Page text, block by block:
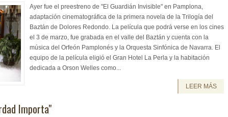
Ayer fue el preestreno de "El Guardián Invisible" en Pamplona,
adaptación cinematográfica de la primera novela de la Trilogía del
Baztán de Dolores Redondo. La película que podrá verse en los cines
el 3 de marzo, fue grabada en el valle del Baztán y cuenta con la
música del Orfeón Pamplonés y la Orquesta Sinfónica de Navarra. El
equipo de la película eligió el Gran Hotel La Perla y la habitación
dedicada a Orson Welles como...
LEER MÁS
Importa"